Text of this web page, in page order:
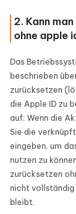
2. Kann
ohne apple
Das
beschrieben
zurücksetzen
die Apple ID zu
auf: Wenn die
Sie die
eingeben, um
nutzen zu
zurücksetzen
nicht
bleibt.